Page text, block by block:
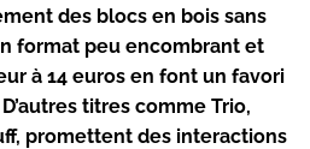
des blocs en bois sans
format peu encombrant et
à 14 euros en font un favori
titres comme Trio,
promettent des interactions